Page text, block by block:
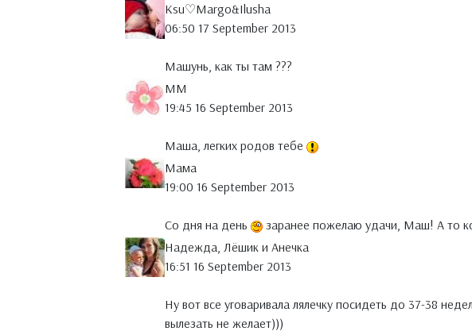
Ksu♡Margo&Ilusha
06:50 17 September 2013
Машунь, как ты там ???
MM
19:45 16 September 2013
Маша, легких родов тебе
Мама
19:00 16 September 2013
Со дня на день
заранее пожелаю удачи, Маш! А то
Надежда, Лёшик и Анечка
16:51 16 September 2013
Ну вот все уговаривала лялечку посидеть до 37-38
вылезать не желает)))